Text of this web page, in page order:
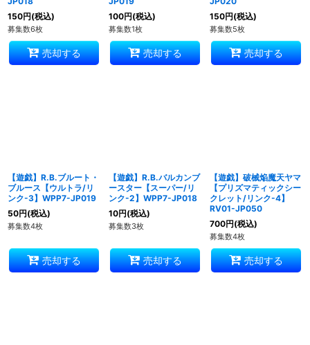
150円(税込)
募集数6枚
売却する
100円(税込)
募集数1枚
売却する
150円(税込)
募集数5枚
売却する
【遊戯】R.B.ブルート・
ブルース【ウルトラ/リ
ンク-3】WPP7-JP019
50円(税込)
募集数4枚
売却する
【遊戯】R.B.バルカンブ
ースター【スーパー/リ
ンク-2】WPP7-JP018
10円(税込)
募集数3枚
売却する
【遊戯】破械焔魔天ヤマ
【プリズマティックシー
クレット/リンク-4】
RV01-JP050
700円(税込)
募集数4枚
売却する